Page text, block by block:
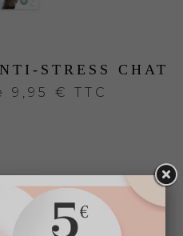
STRESS CHAT
9,95 € TTC